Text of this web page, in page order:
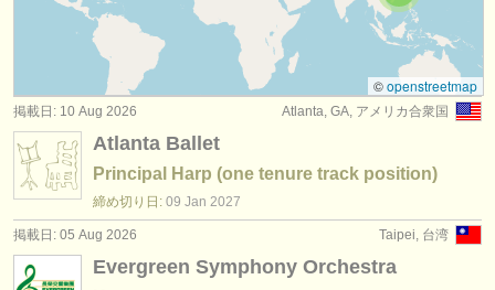
楽器の販売
盗まれた楽器
ディレクトリー:
オーケストラ
音楽学校
ユース オーケストラ
degree courses: folk/ trad harp
コンクール: ハープ
盗まれた楽器: ハープ
©openstreetmap
Atlanta, GA, アメリカ合衆国
掲載日: 10 Aug 2026
Atlanta Ballet
Principal Harp (one tenure track position)
締め切り日: 09 Jan 2027
Taipei, 台湾
掲載日: 05 Aug 2026
Evergreen Symphony Orchestra